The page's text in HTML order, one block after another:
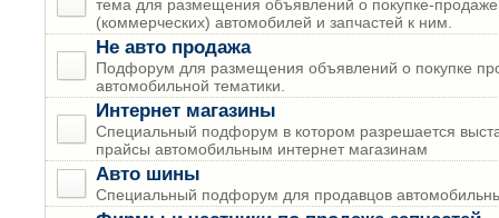
тема для размещения объявлений о покупке-продаже
(коммерческих) автомобилей и запчастей к ним.
Не авто продажа
Подфорум для размещения объявлений о покупке
автомобильной тематики.
Интернет магазины
Специальный подфорум в котором разрешается
прайсы автомобильным интернет магазинам
Авто шины
Специальный подфорум для продавцов